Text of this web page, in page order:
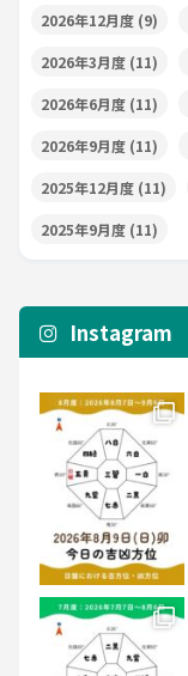
2026年12月度 (9)
2026年3月度 (11)
2026年6月度 (11)
2026年9月度 (11)
2025年12月度 (11)
2025年9月度 (11)
Instagram